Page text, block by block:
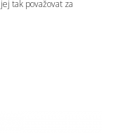
tak považovat za